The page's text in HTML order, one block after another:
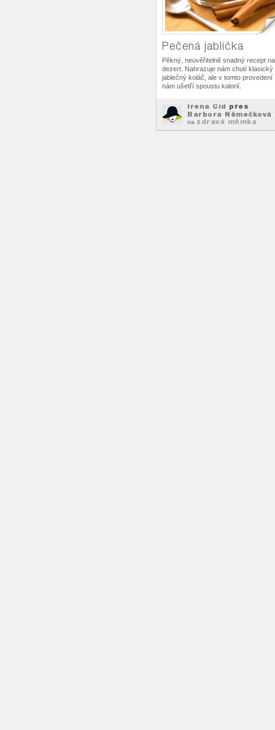
Pečená jablíčka
Pěkný, neuvěřitelně snadný recept na
dezert. Nahrazuje nám chutí klasický
jablečný koláč, ale v tomto provedení
nám ušetří spoustu kalorií.
Irena Cid přes
Barbora Němečková
na zdravá mňmka